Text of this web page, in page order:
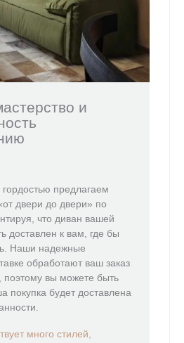
и
предлагаем
двери до двери» по
что диван вашей
доставлен к вам, где бы
Наши надежные
обработают ваш заказ
поэтому вы можете быть
покупка будет доставлена
много стилей,